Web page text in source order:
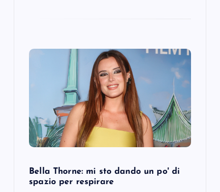
Bella Thorne: mi sto dando un po' di
spazio per respirare